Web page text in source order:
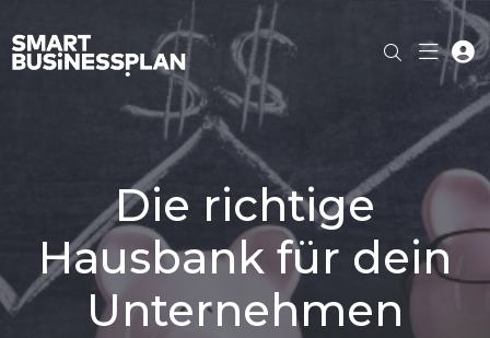
Die richtige
Hausbank für dein
Unternehmen